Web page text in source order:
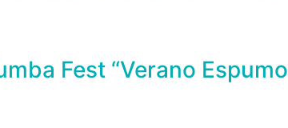
Fest “Verano